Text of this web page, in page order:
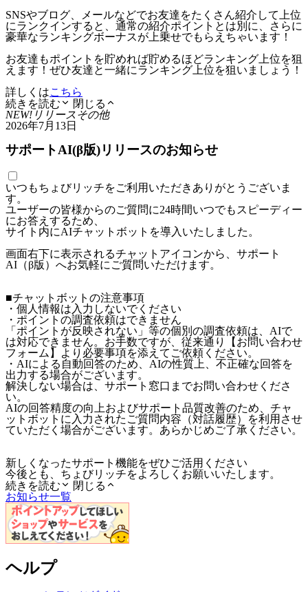
SNSやブログ、メールなどでお友達をたくさん紹介して上位
にランクインすると、通常の紹介ポイントとは別に、さらに
豪華なランキングボーナスが上乗せでもらえちゃいます！
お友達もポイントを貯めれば貯めるほどランキング上位を狙
えます！ぜひ友達と一緒にランキング上位を狙いましょう！
詳しくはこちら
続きを読む
閉じる
NEW! リリースその他
2026年7月13日
サポートAI(β版)リリースのお知らせ
いつもちょびリッチをご利用いただきありがとうございま
す。
ユーザーの皆様からのご質問に24時間いつでもスピーディー
にお答えするため、
サイト内にAIチャットボットを導入いたしました。
画面右下に表示されるチャットアイコンから、サポート
AI（β版）へお気軽にご質問いただけます。
■チャットボットの注意事項
・個人情報は入力しないでください
・ポイントの調査依頼はできません
「ポイントが反映されない」等の個別の調査依頼は、AIで
は対応できません。お手数ですが、従来通り【お問い合わせ
フォーム】より必要事項を添えてご依頼ください。
・AIによる自動回答のため、AIの性質上、不正確な回答を
出力する場合がございます。
解決しない場合は、サポート窓口までお問い合わせくださ
い。
AIの回答精度の向上およびサポート品質改善のため、チャ
ットボットに入力されたご質問内容（対話履歴）を利用させ
ていただく場合がございます。あらかじめご了承ください。
新しくなったサポート機能をぜひご活用ください
今後とも、ちょびリッチをよろしくお願いいたします。
続きを読む
閉じる
お知らせ一覧
ヘルプ